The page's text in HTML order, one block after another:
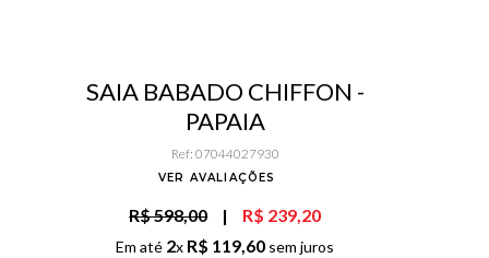
SAIA BABADO CHIFFON -
PAPAIA
Ref: 07044027930
VER AVALIAÇÕES
R$ 598,00 | R$ 239,20
Em até 2x R$ 119,60 sem juros